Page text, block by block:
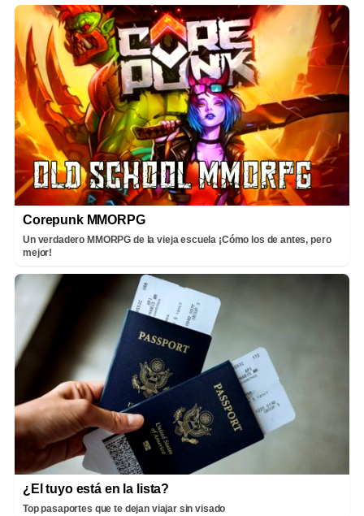
Corepunk MMORPG
Un verdadero MMORPG de la vieja escuela ¡Cómo los de antes, pero
mejor!
¿El tuyo está en la lista?
Top pasaportes que te dejan viajar sin visado